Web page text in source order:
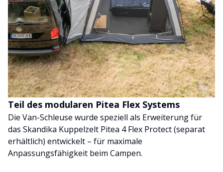
Teil des modularen Pitea Flex Systems
Die Van-Schleuse wurde speziell als Erweiterung für
das Skandika Kuppelzelt Pitea 4 Flex Protect (separat
erhältlich) entwickelt – für maximale
Anpassungsfähigkeit beim Campen.